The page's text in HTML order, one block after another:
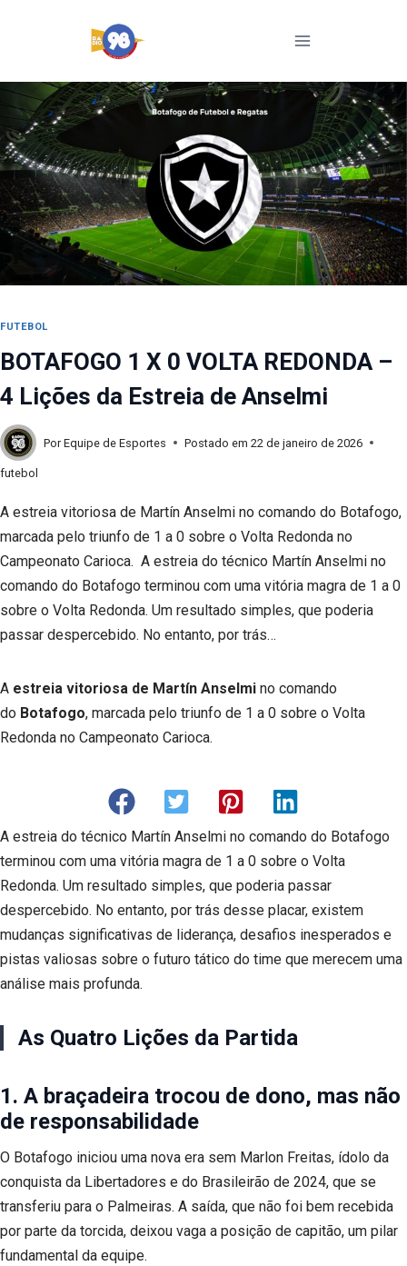
Conteúdo
FUTEBOL
BOTAFOGO 1 X 0 VOLTA REDONDA –
4 Lições da Estreia de Anselmi
Por Equipe de Esportes Postado em 22 de janeiro de 2026
futebol
A estreia vitoriosa de Martín Anselmi no comando do Botafogo,
marcada pelo triunfo de 1 a 0 sobre o Volta Redonda no
Campeonato Carioca. A estreia do técnico Martín Anselmi no
comando do Botafogo terminou com uma vitória magra de 1 a 0
sobre o Volta Redonda. Um resultado simples, que poderia
passar despercebido. No entanto, por trás…
A estreia vitoriosa de Martín Anselmi no comando
do Botafogo, marcada pelo triunfo de 1 a 0 sobre o Volta
Redonda no Campeonato Carioca.
A estreia do técnico Martín Anselmi no comando do Botafogo
terminou com uma vitória magra de 1 a 0 sobre o Volta
Redonda. Um resultado simples, que poderia passar
despercebido. No entanto, por trás desse placar, existem
mudanças significativas de liderança, desafios inesperados e
pistas valiosas sobre o futuro tático do time que merecem uma
análise mais profunda.
As Quatro Lições da Partida
1. A braçadeira trocou de dono, mas não
de responsabilidade
O Botafogo iniciou uma nova era sem Marlon Freitas, ídolo da
conquista da Libertadores e do Brasileirão de 2024, que se
transferiu para o Palmeiras. A saída, que não foi bem recebida
por parte da torcida, deixou vaga a posição de capitão, um pilar
fundamental da equipe.